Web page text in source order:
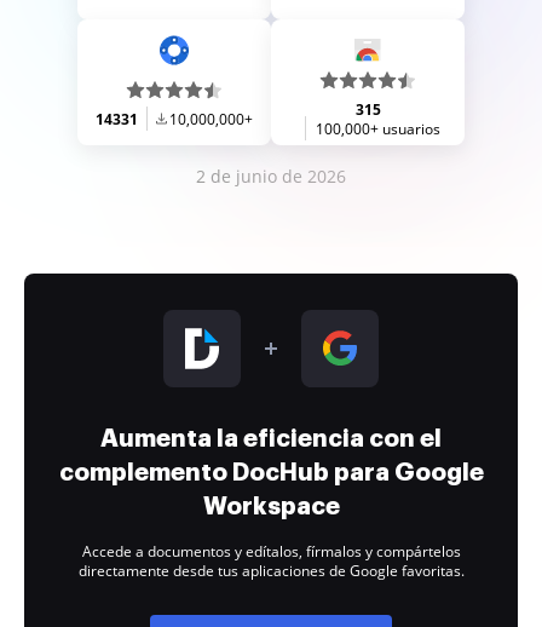
14331 10,000,000+
315
100,000+ usuarios
2 de junio de 2026
Aumenta la eficiencia con el
complemento DocHub para Google
Workspace
Accede a documentos y edítalos, fírmalos y compártelos
directamente desde tus aplicaciones de Google favoritas.